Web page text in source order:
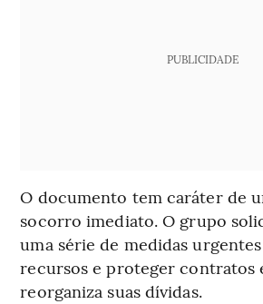
PUBLICIDADE
O documento tem caráter de
socorro imediato. O grupo
uma série de medidas
recursos e proteger contratos
reorganiza suas dívidas.